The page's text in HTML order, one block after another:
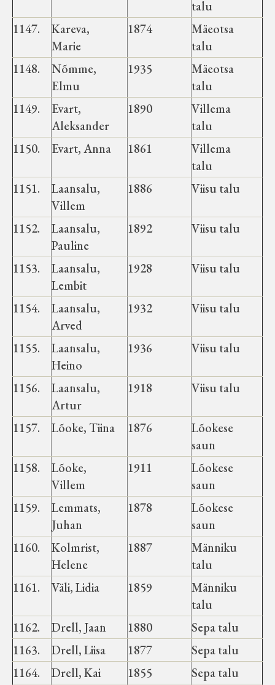
Velise vald
Vigala vald
Velise kultuuri ja hariduse selts
Virtuaalnäitused
Otsi
Tagasiside
Koduleht on teoks saanud tänu Sillaotsa
Muuseumisõprade Seltsingu, Kohaliku
Omaalgatuse Programmi ja Märjamaa
talu
1147.
Kareva,
Marie
1874
Mäeotsa
talu
1148.
Nõmme,
Elmu
1935
Mäeotsa
talu
1149.
Evart,
Aleksander
1890
Villema
talu
1150.
Evart, Anna 1861
Villema
talu
1151.
Laansalu,
Villem
1886 Viisu talu
1152.
Laansalu,
Pauline
1892 Viisu talu
1153.
Laansalu,
Lembit
1928 Viisu talu
1154.
Laansalu,
Arved
1932 Viisu talu
1155.
Laansalu,
Heino
1936 Viisu talu
1156.
Laansalu,
Artur
1918 Viisu talu
1157. Lõoke, Tiina 1876
Lõokese
saun
1158.
Lõoke,
Villem
1911
Lõokese
saun
1159.
Lemmats,
Juhan
1878
Lõokese
saun
1160.
Kolmrist,
Helene
1887
Männiku
talu
1161.
Väli, Lidia 1859
Männiku
talu
1162.
Drell, Jaan 1880
Sepa talu
1163.
Drell, Liisa 1877
Sepa talu
1164.
Drell, Kai 1855
Sepa talu